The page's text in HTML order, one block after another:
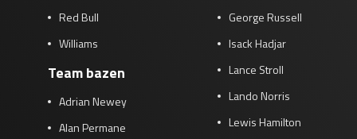
Red Bull
Williams
Team bazen
Adrian Newey
Alan Permane
George Russell
Isack Hadjar
Lance Stroll
Lando Norris
Lewis Hamilton